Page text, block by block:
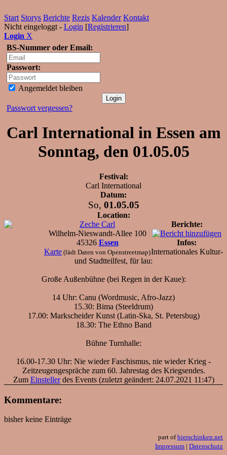
Start Storys Berichte Rezis Kalender Kontakt
Nicht eingeloggt - Login [Registrieren]
Login X
BS-Nummer oder Email:
Passwort:
Angemeldet bleiben
Passwort vergessen?
Carl International in Essen am
Sonntag, den 01.05.05
Festival:
Carl International
Datum:
So, 01.05.05
Location:
Zeche Carl
Wilhelm-Nieswandt-Allee 100
45326 Essen
Karte (lädt Daten von Openstreetmap)
Berichte:
Infos:
Internationales Kultur-
und Stadtteilfest, für lau:
Große Außenbühne (bei Regen in der Kaue):
14 Uhr: Canu (Wordmusic, Afro-Jazz)
15.30: Bima (Steeldrum)
17.00: Markscheider Kunst (Latin-Ska, St. Petersbug)
18.30: The Ethno Band
Bühne Turnhalle:
16.00-17.30 Uhr: Nie wieder Faschismus, nie wieder Krieg -
Zeitzeugengespräche zum 60. Jahrestag des Kriegsendes.
Zum Einstellerdes Events (zuletzt geändert: 24.07.2021 11:47)
Kommentare:
bisher keine Einträge
part ofbierschinken.net
Impressum | Datenschutz